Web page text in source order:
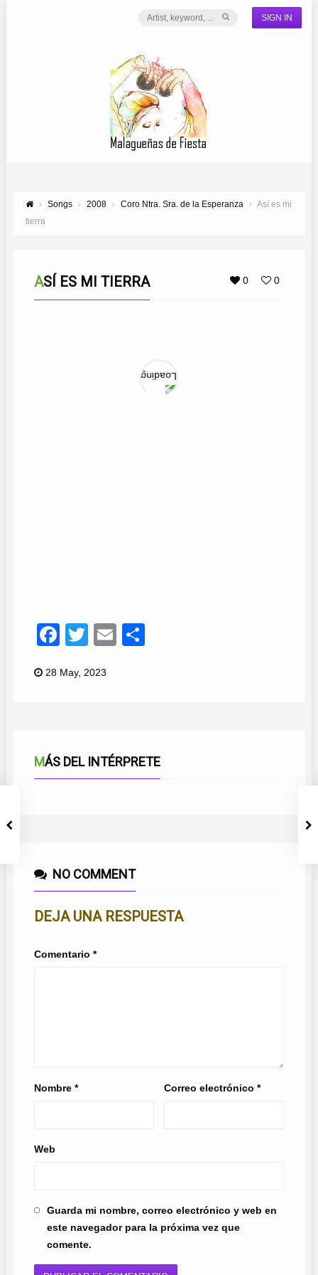
SIGN IN
Songs 2008 Coro Ntra. Sra. de la Esperanza
Así es mi
tierra
0 0
ASÍ ES MI TIERRA
Facebook
TwitterEmail
28 May, 2023
MÁS DEL INTÉRPRETE
NO COMMENT
DEJA UNA RESPUESTA
Comentario *
Nombre * Correo electrónico*
Web
Guarda mi nombre, correo electrónico y web en
este navegador para la próxima vez que
comente.